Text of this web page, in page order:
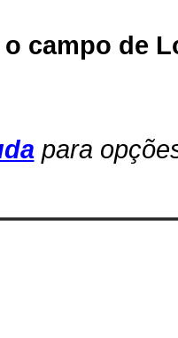
campo de
para